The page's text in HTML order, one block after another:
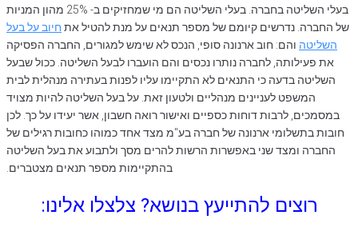
בעלי השליטה בחברה. בעלי השליטה הם מי שמחזיקים ב- 25% מהון המניות
של החברה. נדרשים קיומם של מספר תנאים על מנת להטיל את חיוב על בעל
השליטה והם: חוב ארנונה סופי, הנכס לא שימש למגורים, החברה הפסיקה
את פעילותה, לחברה נותרו נכסים והם הועברו לבעל השליטה. ככול שבעל
השליטה בדעה כי התנאים לא התקיימו עליו לפנות בעתירה מנהלית לבית
המשפט לעניינים מנהליים ולטעון זאת. על בעל השליטה להיות מצויד
במסמכים, לרבות דוחות כספיים ואישור רואה חשבון, אשר יעידו על כך. לכן
חובות בתשלומי ארנונה של חברה בע"מ מצד אחד כמוהו כחובות רגילים של
החברה ומצד שני באפשרות הרשות להרים מסך ולתבוע את בעל השליטה
בהתקיימות מספר תנאים מצטברים.
רוצים להתייעץ בנושא? צלצלו אלינו: